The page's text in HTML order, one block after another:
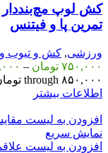
تمرین پا و فیتنس
ورزشی, کش و تیوب
۷۵۰,۰۰۰ تومان –
through ۸۵۰,۰۰۰ تومان
اطلاعات بیشتر
افزودن به لیست
نمایش سریع
افزودن به لیست